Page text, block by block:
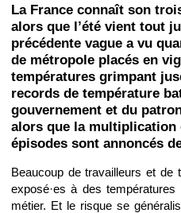
La France connaît son
alors que l’été vient tout
précédente vague a vu
de métropole placés en
températures grimpant
records de température
gouvernement et du
alors que la multiplication
épisodes sont annoncés
Beaucoup de travailleurs et de
exposé·es à des
métier. Et le risque se